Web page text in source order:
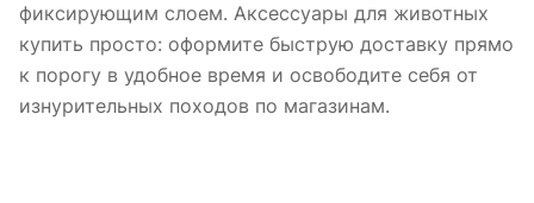
фиксирующим слоем. Аксессуары для животных
купить просто: оформите быструю доставку прямо
к порогу в удобное время и освободите себя от
изнурительных походов по магазинам.